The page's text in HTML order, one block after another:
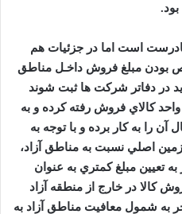
است اما در جزئيات هم
مبلغ فروش داخـل مناطق
در دفاتر شرکت ها ثبت شوند
کالاي فروش رفته کرده و به
آن را به کار برده و با توجه به
اصلي نسبت به مناطق آزاد،
تعيين مبلغ کمتري به عنوان
کالا در خارج از منطقه آزاد
شمول معافيت مناطق آزاد به